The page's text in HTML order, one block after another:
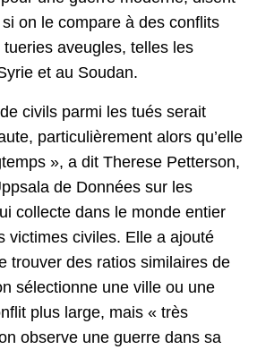
on le compare à des conflits
aveugles, telles les
et au Soudan.
civils parmi les tués serait
particulièrement alors qu’elle
», a dit Therese Petterson,
de Données sur les
collecte dans le monde entier
victimes civiles. Elle a ajouté
trouver des ratios similaires de
sélectionne une ville ou une
plus large, mais « très
observe une guerre dans sa